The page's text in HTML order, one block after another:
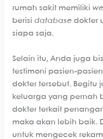
rumah sakit memiliki
berisi databasedokter
siapa saja.
Selain itu, Anda juga
testimoni pasien-
dokter tersebut.
keluarga yang pernah
dokter terkait
maka akan lebih baik.
untuk mengecek